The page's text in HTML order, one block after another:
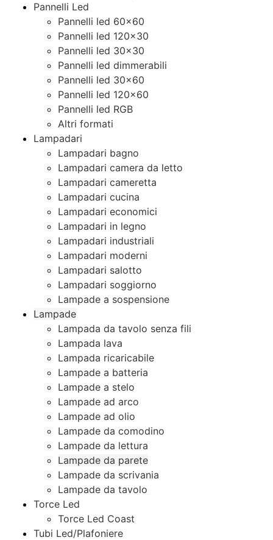
Pannelli Led
Pannelli led 60×60
Pannelli led 120×30
Pannelli led 30×30
Pannelli led dimmerabili
Pannelli led 30×60
Pannelli led 120×60
Pannelli led RGB
Altri formati
Lampadari
Lampadari bagno
Lampadari camera da letto
Lampadari cameretta
Lampadari cucina
Lampadari economici
Lampadari in legno
Lampadari industriali
Lampadari moderni
Lampadari salotto
Lampadari soggiorno
Lampade a sospensione
Lampade
Lampada da tavolo senza fili
Lampada lava
Lampada ricaricabile
Lampade a batteria
Lampade a stelo
Lampade ad arco
Lampade ad olio
Lampade da comodino
Lampade da lettura
Lampade da parete
Lampade da scrivania
Lampade da tavolo
Torce Led
Torce Led Coast
Tubi Led/Plafoniere